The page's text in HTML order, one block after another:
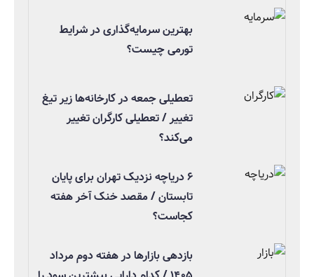
بهترین سرمایه‌گذاری در شرایط
تورمی چیست؟
تعطیلی جمعه در کارخانه‌ها زیر تیغ
تغییر / تعطیلی کارگران تغییر
می‌کند؟
۶ دریاچه نزدیک تهران برای پایان
تابستان / مقصد خنک آخر هفته
کجاست؟
بازدهی بازارها در هفته دوم مرداد